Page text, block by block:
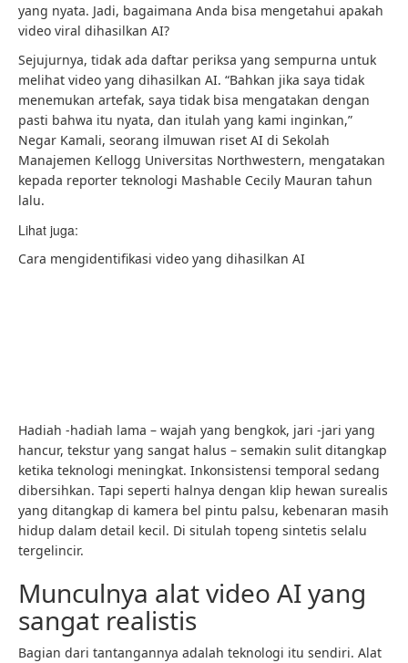
yang nyata. Jadi, bagaimana Anda bisa mengetahui apakah
video viral dihasilkan AI?
Sejujurnya, tidak ada daftar periksa yang sempurna untuk
melihat video yang dihasilkan AI. “Bahkan jika saya tidak
menemukan artefak, saya tidak bisa mengatakan dengan
pasti bahwa itu nyata, dan itulah yang kami inginkan,”
Negar Kamali, seorang ilmuwan riset AI di Sekolah
Manajemen Kellogg Universitas Northwestern, mengatakan
kepada reporter teknologi Mashable Cecily Mauran tahun
lalu.
Lihat juga:
Cara mengidentifikasi video yang dihasilkan AI
Hadiah -hadiah lama – wajah yang bengkok, jari -jari yang
hancur, tekstur yang sangat halus – semakin sulit ditangkap
ketika teknologi meningkat. Inkonsistensi temporal sedang
dibersihkan. Tapi seperti halnya dengan klip hewan surealis
yang ditangkap di kamera bel pintu palsu, kebenaran masih
hidup dalam detail kecil. Di situlah topeng sintetis selalu
tergelincir.
Munculnya alat video AI yang
sangat realistis
Bagian dari tantangannya adalah teknologi itu sendiri. Alat